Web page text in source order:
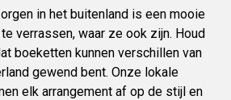
in het buitenland is een mooie
verrassen, waar ze ook zijn. Houd
boeketten kunnen verschillen van
gewend bent. Onze lokale
elk arrangement af op de stijl en